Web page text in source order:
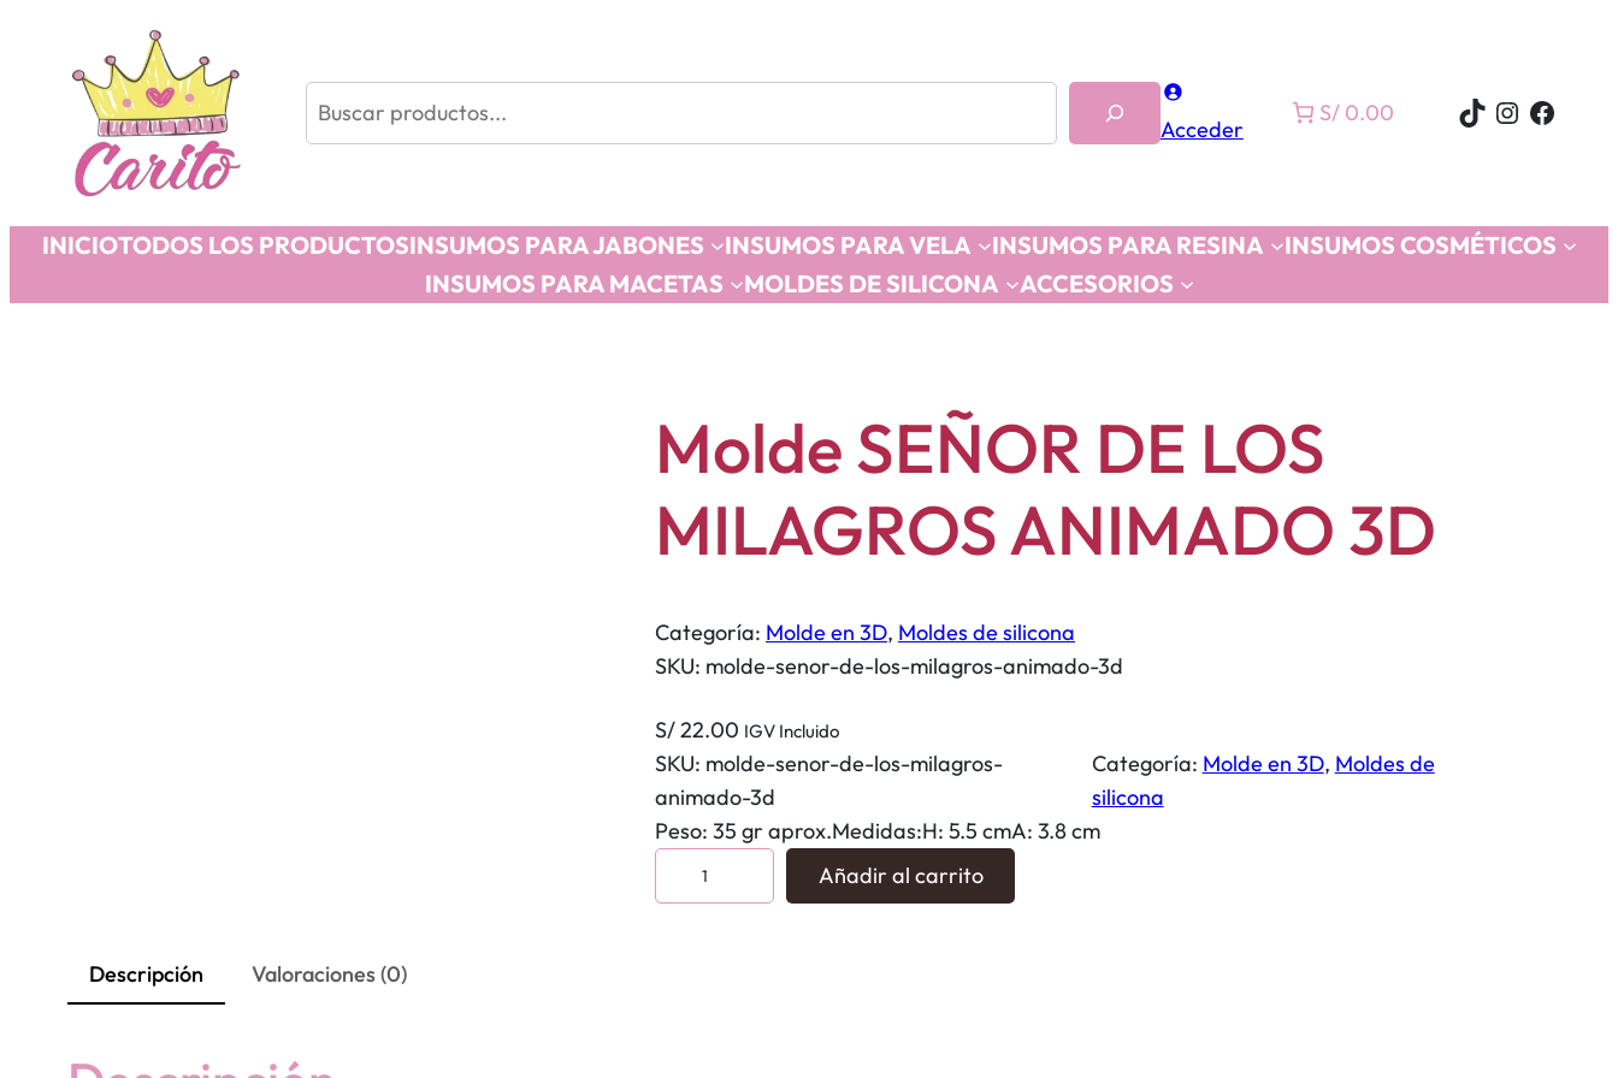
Acceder
S/ 0.00 TikTok
INICIOTODOS LOS PRODUCTOSINSUMOS PARA JABONES INSUMOS PARA VELA INSUMOS PARA RESINA
INSUMOS COSMÉTICOS
INSUMOS PARA MACETAS
MOLDES DE SILICONA ACCESORIOS
Molde SEÑOR DE LOS
MILAGROS ANIMADO 3D
Categoría: Molde en 3D, Moldes de silicona
SKU: molde-senor-de-los-milagros-animado-3d
S/22.00 IGV Incluido
SKU: molde-senor-de-los-milagros-
animado-3d
Categoría: Molde en 3D, Moldes de
silicona
Peso: 35 gr aprox.Medidas:H: 5.5 cmA: 3.8 cm
o
Añadir al carrito
Descripción Valoraciones (0)